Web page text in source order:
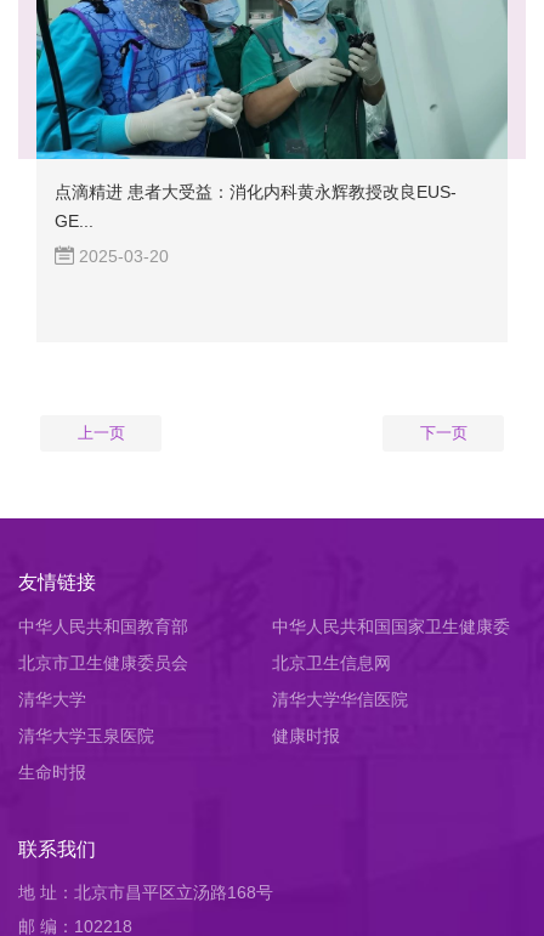
点滴精进 患者大受益：消化内科黄永辉教授改良EUS-
GE...
2025-03-20
上一页 下一页
友情链接
中华人民共和国教育部
中华人民共和国国家卫生健康委
员会
北京市卫生健康委员会
北京卫生信息网
清华大学
清华大学华信医院
清华大学玉泉医院
健康时报
生命时报
联系我们
地 址：北京市昌平区立汤路168号
邮 编：102218